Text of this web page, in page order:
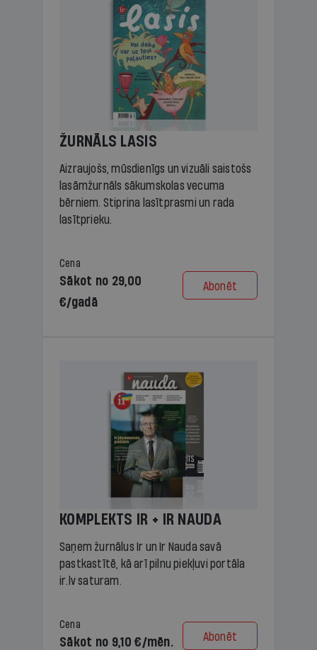
ŽURNĀLS LASIS
Aizraujošs, mūsdienīgs un vizuāli saistošs
lasāmžurnāls sākumskolas vecuma
bērniem. Stiprina lasītprasmi un rada
lasītprieku.
Cena
Sākot no 29,00
€/gadā
Abonēt
KOMPLEKTS IR + IR NAUDA
Saņem žurnālus Ir un Ir Nauda savā
pastkastītē, kā arī pilnu piekļuvi portāla
ir.lv saturam.
Cena
Sākot no 9,10 €/mēn. Abonēt